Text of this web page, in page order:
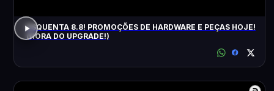
ESQUENTA 8.8! PROMOÇÕES DE HARDWARE E PEÇAS HOJE!
(HORA DO UPGRADE!)